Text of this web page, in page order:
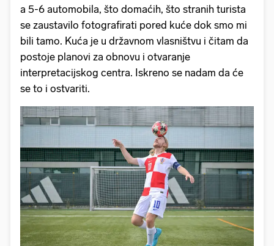
a 5-6 automobila, što domaćih, što stranih turista
se zaustavilo fotografirati pored kuće dok smo mi
bili tamo. Kuća je u državnom vlasništvu i čitam da
postoje planovi za obnovu i otvaranje
interpretacijskog centra. Iskreno se nadam da će
se to i ostvariti.